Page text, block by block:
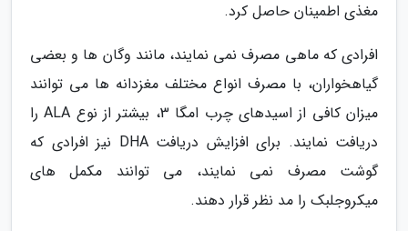
مغذی اطمینان حاصل کرد.
افرادی که ماهی مصرف نمی نمایند، مانند وگان ها و بعضی
گیاهخواران، با مصرف انواع مختلف مغزدانه ها می توانند
میزان کافی از اسیدهای چرب امگا 3، بیشتر از نوع ALA را
دریافت نمایند. برای افزایش دریافت DHA نیز افرادی که
گوشت مصرف نمی نمایند، می توانند مکمل های
میکروجلبک را مد نظر قرار دهند.